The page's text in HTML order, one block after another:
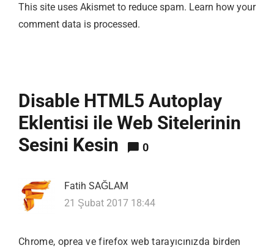
This site uses Akismet to reduce spam. Learn how your
comment data is processed.
Disable HTML5 Autoplay
Eklentisi ile Web Sitelerinin
Sesini Kesin
0
Fatih SAĞLAM
21 Şubat 2017 18:44
Chrome, oprea ve firefox web tarayıcınızda birden